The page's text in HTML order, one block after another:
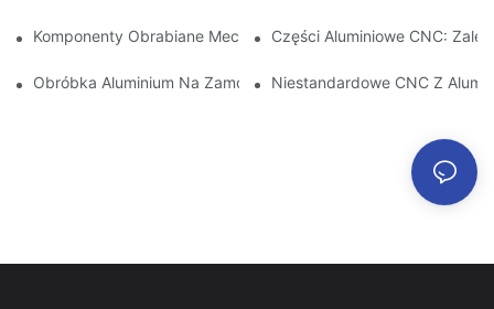
Komponenty Obrabiane Mechanicznie Z Aluminium:
Części Aluminiowe CNC:
Obróbka Aluminium Na Zamówienie: Odkrywanie Najnowszych
Niestandardowe CNC Z